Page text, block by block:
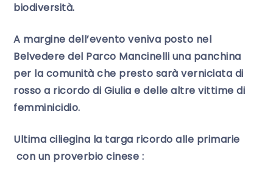
biodiversità.
A margine dell’evento veniva posto nel
Belvedere del Parco Mancinelli una panchina
per la comunità che presto sarà verniciata di
rosso a ricordo di Giulia e delle altre vittime di
femminicidio.
Ultima ciliegina la targa ricordo alle primarie
con un proverbio cinese :